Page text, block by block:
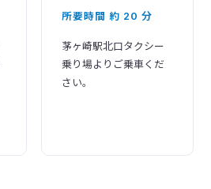
所要時間 約 20 分
茅ヶ崎駅北口タクシー
乗り場よりご乗車くだ
さい。